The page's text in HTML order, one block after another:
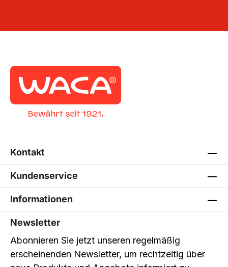
Kontakt
Kundenservice
Informationen
Newsletter
Abonnieren Sie jetzt unseren regelmäßig
erscheinenden Newsletter, um rechtzeitig über